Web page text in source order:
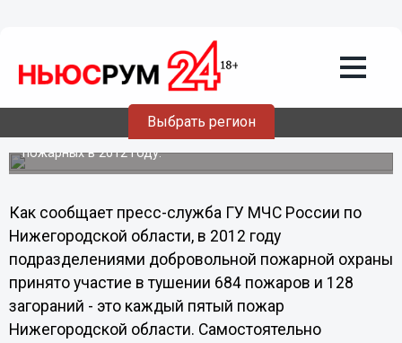
Выбрать регион
Добровольные пожарные за год
спасли в Нижегородской области 62
человека
Подведены итоги деятельности добровольных
пожарных в 2012 году.
Как сообщает пресс-служба ГУ МЧС России по
Нижегородской области, в 2012 году
подразделениями добровольной пожарной охраны
принято участие в тушении 684 пожаров и 128
загораний - это каждый пятый пожар
Нижегородской области. Самостоятельно